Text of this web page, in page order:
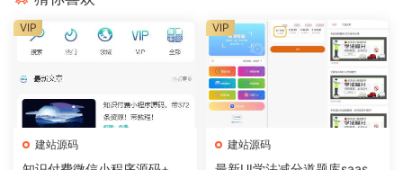
建站源码
VIP
建站源码
VIP